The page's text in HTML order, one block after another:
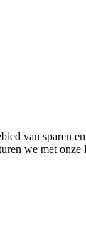
van
we met